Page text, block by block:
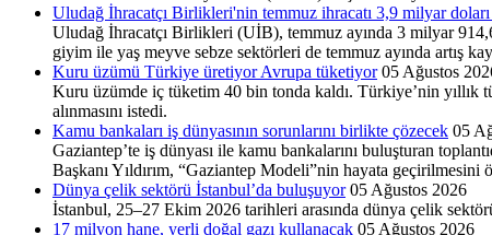
Uludağ İhracatçı Birlikleri'nin temmuz ihracatı 3,9 milyar doları
Uludağ İhracatçı Birlikle­ri (UİB), temmuz ayında 3 milyar
giyim ile yaş meyve sebze sek­törleri de temmuz ayında artış
Kuru üzümü Türkiye üretiyor Avrupa tüketiyor 05 Ağustos
Kuru üzümde iç tüketim 40 bin tonda kaldı. Türkiye’nin yıllık
alınmasını istedi.
Kamu bankaları iş dünyasının sorunlarını birlikte çözecek 05
Gaziantep’te iş dünyası ile kamu bankalarını buluşturan
Başkanı Yıldırım, “Gaziantep Modeli”nin hayata geçirilmesini
Dünya çelik sektörü İstanbul’da buluşuyor 05 Ağustos 2026
İstanbul, 25–27 Ekim 2026 tarihleri arasında dünya çe­lik
17 milyon hane, yerli doğal gazı kullanacak 05 Ağustos 2026